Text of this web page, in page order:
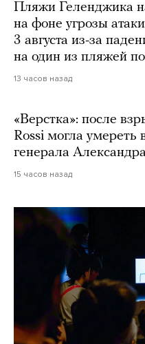
Пляжи Геленджика
на фоне угрозы
3 августа из-за
на один из пляжей
13 часов назад
«Верстка»: после
Rossi могла умереть
генерала
15 часов назад